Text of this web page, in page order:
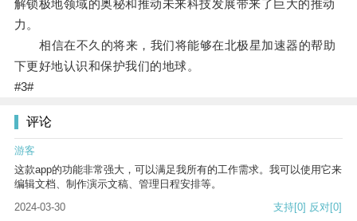
解锁极地领域的奥秘和推动未来科技发展带来了巨大的推动
力。
相信在不久的将来，我们将能够在北极星加速器的帮助
下更好地认识和保护我们的地球。
#3#
评论
游客
这款app的功能非常强大，可以满足我所有的工作需求。我可以使用它来
编辑文档、制作演示文稿、管理日程安排等。
2024-03-30
支持[0] 反对[0]